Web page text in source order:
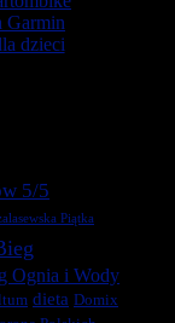
5/5
Piątka
Ognia i Wody
dieta Domix